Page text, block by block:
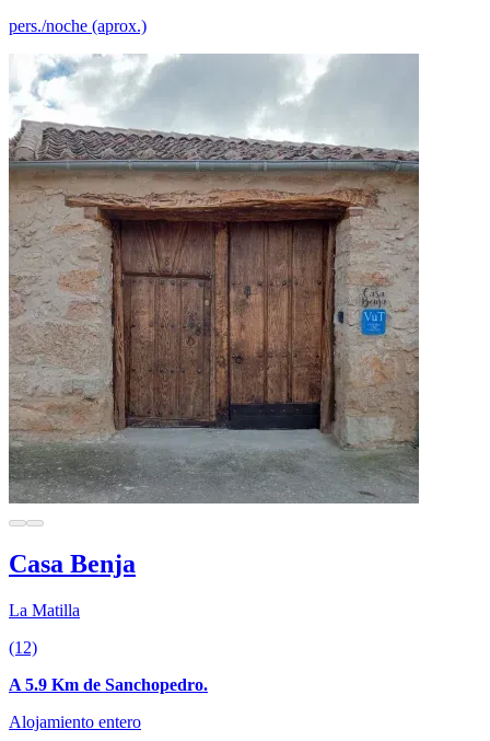
pers./noche (aprox.)
Casa Benja
La Matilla
(12)
A 5.9 Km de Sanchopedro.
Alojamiento entero